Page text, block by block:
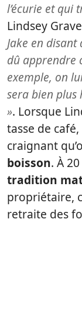
l’écurie et qui
Lindsey
Jake en
dû apprendre
exemple, on
sera bien plus
». Lorsque
tasse de
craignant
boisson. À
tradition
propriétaire,
retraite des